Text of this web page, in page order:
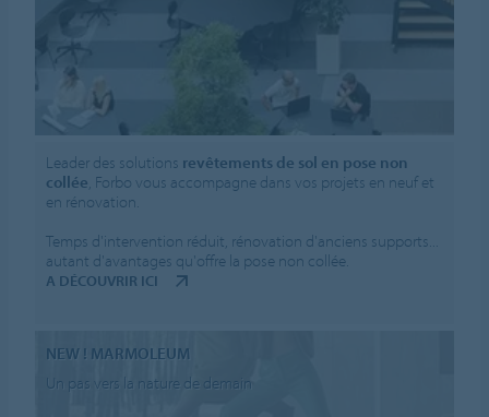
Leader des solutions revêtements de sol en pose non
collée , Forbo vous accompagne dans vos projets en neuf et
en rénovation.
Temps d'intervention réduit, rénovation d'anciens supports...
autant d'avantages qu'offre la pose non collée.
A DÉCOUVRIR ICI
NEW ! MARMOLEUM
Un pas vers la nature de demain